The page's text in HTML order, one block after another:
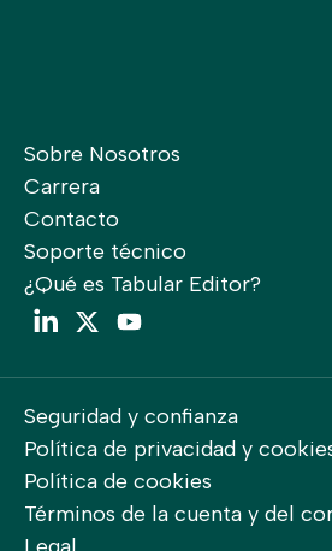
Sobre Nosotros
Carrera
Contacto
Soporte técnico
¿Qué es Tabular Editor?
LinkedInTwitter
Seguridad y confianza
Política de privacidad y
Política de cookies
Términos de la cuenta y del